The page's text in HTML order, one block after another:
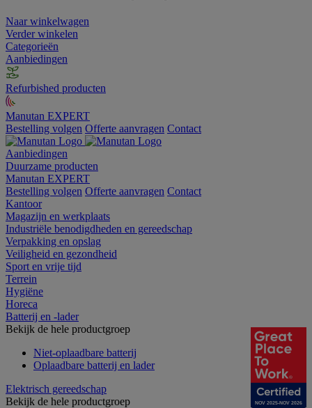
Naar winkelwagen
Verder winkelen
Categorieën
Aanbiedingen
Refurbished producten
Manutan EXPERT
Bestelling volgen Offerte aanvragen Contact
Aanbiedingen
Duurzame producten
Manutan EXPERT
Bestelling volgen Offerte aanvragen Contact
Kantoor
Magazijn en werkplaats
Industriële benodigdheden en gereedschap
Verpakking en opslag
Veiligheid en gezondheid
Sport en vrije tijd
Terrein
Hygiëne
Horeca
Batterij en -lader
Bekijk de hele productgroep
Niet-oplaadbare batterij
Oplaadbare batterij en lader
Elektrisch gereedschap
Bekijk de hele productgroep
NOV 2025-NOV 2026